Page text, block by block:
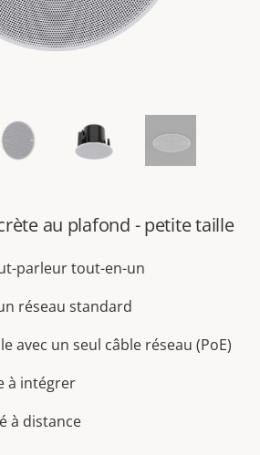
au plafond - petite taille
parleur tout-en-un
réseau standard
avec un seul câble réseau (PoE)
à intégrer
à distance